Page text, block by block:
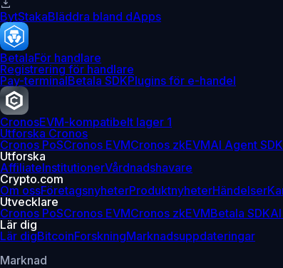
BytStakaBläddra bland dApps
BetalaFör handlare
Registrering för handlare
Pay-terminalBetala SDKPlugins för e-handel
CronosEVM-kompatibelt lager 1
Utforska Cronos
Cronos PoSCronos EVMCronos zkEVMAI Agent SDK
Utforska
AffiliateInstitutionerVårdnadshavare
Crypto.com
Om ossFöretagsnyheterProduktnyheterHändelser
Utvecklare
Cronos PoSCronos EVMCronos zkEVMBetala SDK
Lär dig
Lär digBitcoinForskningMarknadsuppdateringar
Marknad